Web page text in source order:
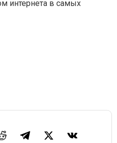
интернета в самых